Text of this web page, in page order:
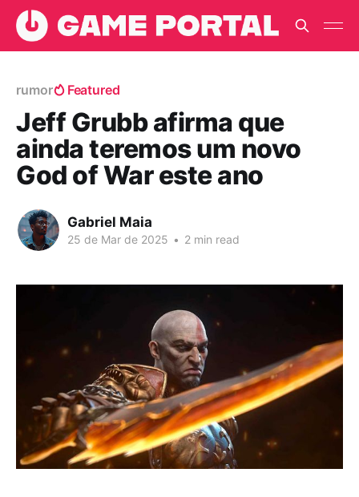
rumor Featured
Jeff Grubb afirma que
ainda teremos um novo
God of War este ano
Gabriel Maia
25 de Mar de 2025 • 2 min read